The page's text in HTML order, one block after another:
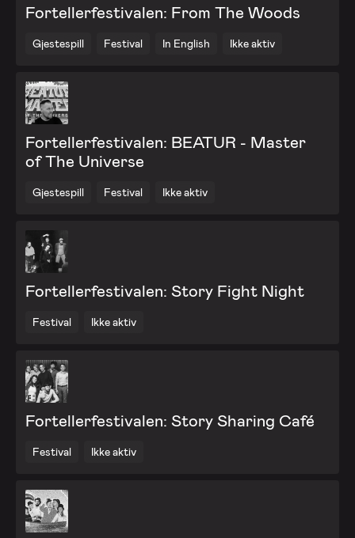
Fortellerfestivalen: From The Woods
Gjestespill Festival In English Ikke aktiv
Fortellerfestivalen: BEATUR - Master
of The Universe
Gjestespill Festival Ikke aktiv
Fortellerfestivalen: Story Fight Night
Festival Ikke aktiv
Fortellerfestivalen: Story Sharing Café
Festival Ikke aktiv